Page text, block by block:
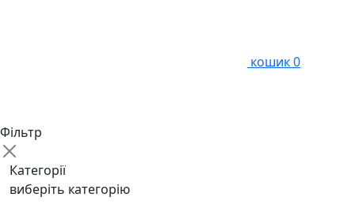
кошик0
Фільтр
Категорії
виберіть категорію